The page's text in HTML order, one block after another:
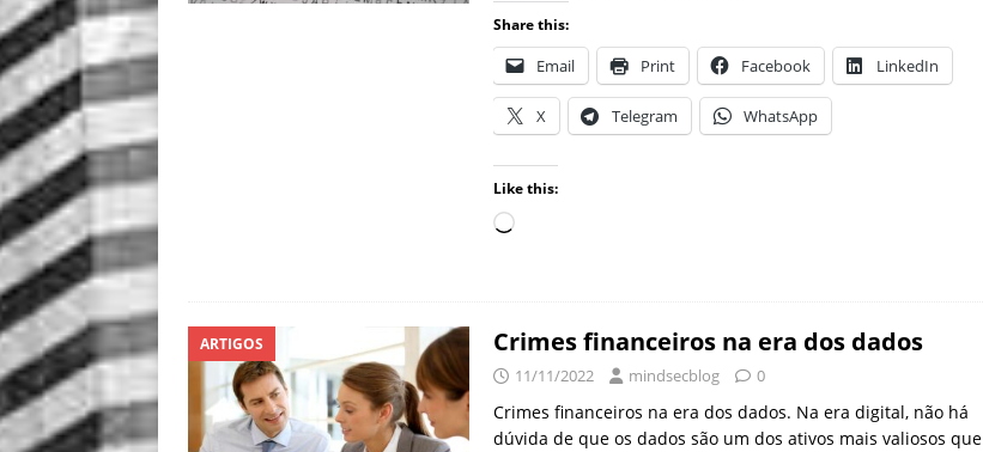
Share this:
Email Print Facebook LinkedIn
X Telegram WhatsApp
Like this:
ARTIGOS Crimes financeiros na era dos dados
11/11/2022 mindsecblog 0
Crimes financeiros na era dos dados. Na era digital, não há
dúvida de que os dados são um dos ativos mais valiosos que